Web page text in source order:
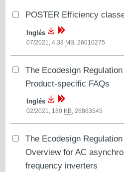
POSTER Efficiency
Inglés
07/2021, 4,38 MB 26010275
The Ecodesign
Product-specific FAQs
Inglés
02/2021, 180 KB,26863545
The Ecodesign
Overview for AC
frequency inverters